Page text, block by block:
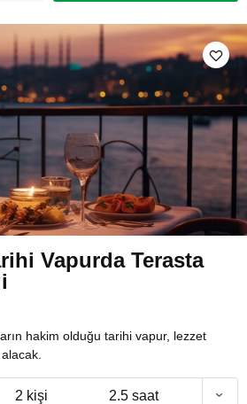
Vapurda Terasta
hakim olduğu tarihi vapur, lezzet
2 kişi 2.5 saat